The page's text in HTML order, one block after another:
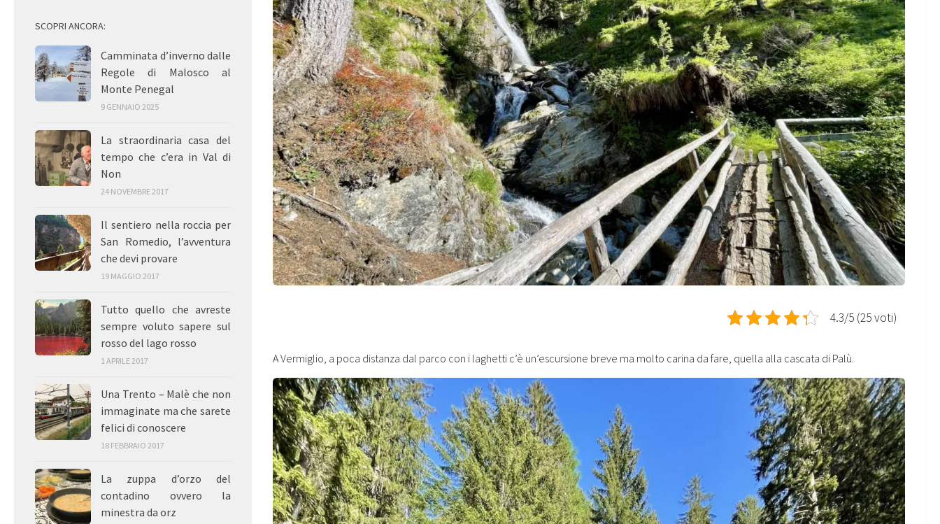
4.3/5 (25 voti)
A Vermiglio, a poca distanza dal parco con i laghetti c’è un’escursione breve ma molto carina da fare, quella alla cascata di Palù.
SCOPRI ANCORA:
Camminata d’inverno dalle
Regole di Malosco al
Monte Penegal
9 GENNAIO 2025
La straordinaria casa del
tempo che c’era in Val di
Non
24 NOVEMBRE 2017
Il sentiero nella roccia per
San Romedio, l’avventura
che devi provare
19 MAGGIO 2017
Tutto quello che avreste
sempre voluto sapere sul
rosso del lago rosso
1 APRILE 2017
Una Trento – Malè che non
immaginate ma che sarete
felici di conoscere
18 FEBBRAIO 2017
La zuppa d’orzo del
contadino ovvero la
minestra da orz